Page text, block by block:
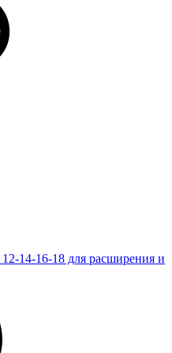
14-16-18 для расширения и